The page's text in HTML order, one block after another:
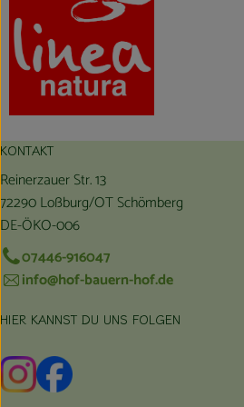
KONTAKT
Reinerzauer Str. 13
72290 Loßburg/OT Schömberg
DE-ÖKO-006
07446-916047
info@hof-bauern-hof.de
HIER KANNST DU UNS FOLGEN
Externer Link zu https://
Externer Link zu https://